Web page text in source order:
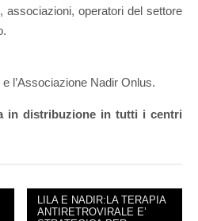
associazioni, operatori del settore
l’Associazione Nadir Onlus.
in distribuzione in tutti i centri
LILA E NADIR:LA TERAPIA
ANTIRETROVIRALE E’